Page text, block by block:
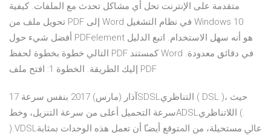
متقدمة على الإنترنت تحل أي مشاكل تحدث مع الملفات. كيفية
تحويل ملف من PDF إلى Word في نظام التشغيل Windows 10
أفضل شيء حول PDFelement هو أنه سهل الاستخدام. اتبع الدليل
التالي خطوة بخطوة لحفظ PDF كمستند Word في دقائق معدودة.
إليك الطريقة. الخطوة 1: افتح ملف PDF
17 آذار (مارس) 2017 ﺑﻨﻔﺲ ﺳﺮﻋﺔSDSLﺍﻟﺘﻨﺎﻇﺮﻱ ( DSL )، ﺣﻴﺚ
ﺳﺮﻋﺔ ﺍﻟﺘﺤﻤﻴﻞ ﺃﻋﻠﻰ ﻣﻦ ﺳﺮﻋﺔ ﺍﻟﺘﻨﺰﻳﻞ، ﻭﺧﻂADSLﺍﻟﻼﺗﻨﺎﻇﺮﻱ (.
).VDSLﻋﺎﱄ ﻣﺴﺘﺤﻴﻠﺔ، ﻣﻦ ﺍﳌﺘﻮﻗﻊ ﺃﻳﻀﴼ ﺃﻥ ﺗﻌﻤﻞ ﻫﺬﻩ ﺍﻟﻮﺣﺪﺍﺕ ﲟﺜﺎﺑﺔ